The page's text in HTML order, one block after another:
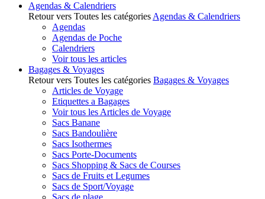
Agendas & Calendriers
Retour vers Toutes les catégories Agendas & Calendriers
Agendas
Agendas de Poche
Calendriers
Voir tous les articles
Bagages & Voyages
Retour vers Toutes les catégories Bagages & Voyages
Articles de Voyage
Etiquettes a Bagages
Voir tous les Articles de Voyage
Sacs Banane
Sacs Bandoulière
Sacs Isothermes
Sacs Porte-Documents
Sacs Shopping & Sacs de Courses
Sacs de Fruits et Legumes
Sacs de Sport/Voyage
Sacs de plage